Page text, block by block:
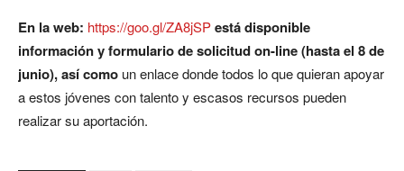
En la web: https://goo.gl/ZA8jSPestá disponible
información y formulario de solicitud on-line (hasta el 8 de
junio), así como un enlace donde todos lo que quieran apoyar
a estos jóvenes con talento y escasos recursos pueden
realizar su aportación.